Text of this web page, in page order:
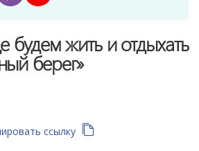
будем жить и отдыхать
берег»
ссылку